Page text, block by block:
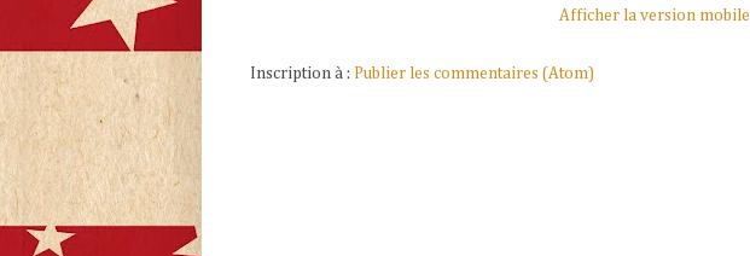
Afficher la version mobile
Inscription à : Publier les commentaires (Atom)